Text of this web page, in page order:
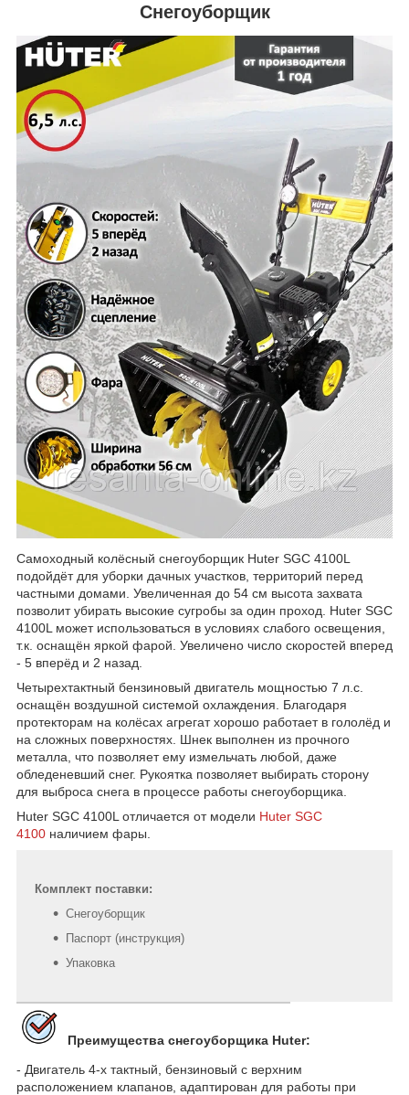
Снегоуборщик
Самоходный колёсный снегоуборщик Huter SGC 4100L
подойдёт для уборки дачных участков, территорий перед
частными домами. Увеличенная до 54 см высота захвата
позволит убирать высокие сугробы за один проход. Huter SGC
4100L может использоваться в условиях слабого освещения,
т.к. оснащён яркой фарой. Увеличено число скоростей вперед
- 5 вперёд и 2 назад.
Четырехтактный бензиновый двигатель мощностью 7 л.с.
оснащён воздушной системой охлаждения. Благодаря
протекторам на колёсах агрегат хорошо работает в гололёд и
на сложных поверхностях. Шнек выполнен из прочного
металла, что позволяет ему измельчать любой, даже
обледеневший снег. Рукоятка позволяет выбирать сторону
для выброса снега в процессе работы снегоуборщика.
Huter SGC 4100L отличается от модели Huter SGC
4100 наличием фары.
Комплект поставки:
Снегоуборщик
Паспорт (инструкция)
Упаковка
Преимущества снегоуборщика Huter:
- Двигатель 4-х тактный, бензиновый с верхним
расположением клапанов, адаптирован для работы при